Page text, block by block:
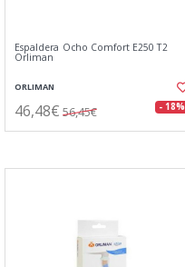
Espaldera Ocho Comfort E250 T2
Orliman
ORLIMAN
46,48€ 56,45€ - 18%